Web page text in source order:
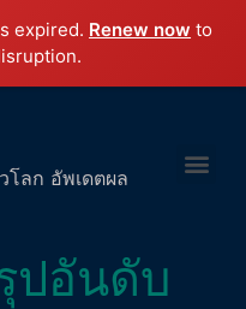
expired. Renew now to
ลก อัพเดตผล
ปอันดับ